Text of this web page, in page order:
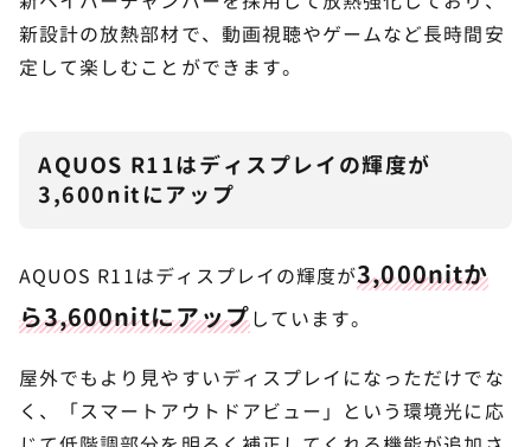
新設計の放熱部材で、動画視聴やゲームなど長時間安
定して楽しむことができます。
AQUOS R11はディスプレイの輝度が
3,600nitにアップ
AQUOS R11はディスプレイの輝度が3,000nitか
ら3,600nitにアップしています。
屋外でもより見やすいディスプレイになっただけでな
く、「スマートアウトドアビュー」という環境光に応